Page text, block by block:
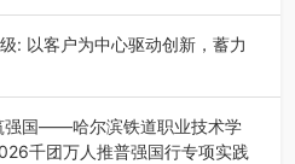
州很值得”暨抖音“心动目的
: 以客户为中心驱动创新，蓄力
，深化客户共创，赋能西南市
…强国——哈尔滨铁道职业技术学
千团万人推普强国行专项实践